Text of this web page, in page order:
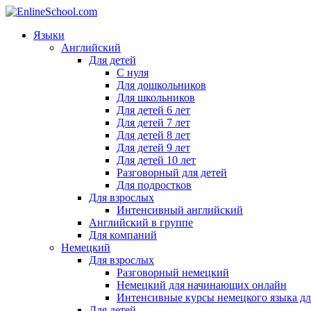
Языки
Английский
Для детей
С нуля
Для дошкольников
Для школьников
Для детей 6 лет
Для детей 7 лет
Для детей 8 лет
Для детей 9 лет
Для детей 10 лет
Разговорный для детей
Для подростков
Для взрослых
Интенсивный английский
Английский в группе
Для компаний
Немецкий
Для взрослых
Разговорный немецкий
Немецкий для начинающих онлайн
Интенсивные курсы немецкого языка